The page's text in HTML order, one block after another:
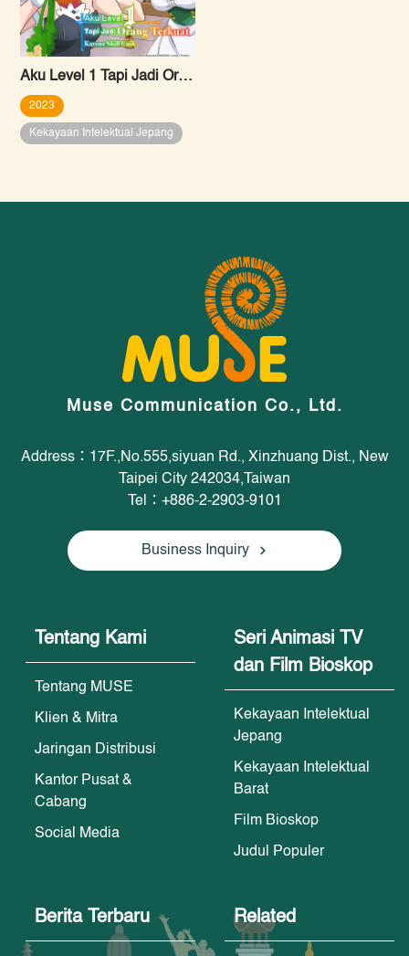
Aku Level 1 Tapi Jadi Orang Terkuat Karena Skill Unik
2023
Kekayaan Intelektual Jepang
Muse Communication Co., Ltd.
Address：17F.,No.555,siyuan Rd., Xinzhuang Dist., New
Taipei City 242034,Taiwan
Tel：+886-2-2903-9101
Business Inquiry
Tentang Kami
Tentang MUSE
Klien & Mitra
Jaringan Distribusi
Kantor Pusat &
Cabang
Social Media
Seri Animasi TV
dan Film Bioskop
Kekayaan Intelektual
Jepang
Kekayaan Intelektual
Barat
Film Bioskop
Judul Populer
Berita Terbaru Related